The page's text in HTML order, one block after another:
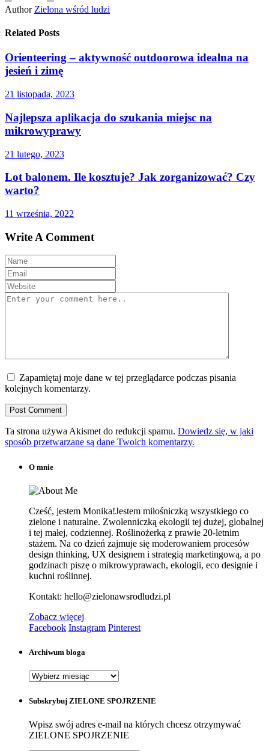
Author Zielona wśród ludzi
Related Posts
Orienteering – aktywność outdoorowa idealna na
jesień i zimę
21 listopada, 2023
Najlepsza aplikacja do szukania miejsc na
mikrowyprawy
21 lutego, 2023
Lot balonem. Ile kosztuje? Jak zorganizować? Czy
warto?
11 września, 2022
Write A Comment
Zapamiętaj moje dane w tej przeglądarce podczas pisania
kolejnych komentarzy.
Ta strona używa Akismet do redukcji spamu. Dowiedz się, w jaki
sposób przetwarzane są dane Twoich komentarzy.
O mnie
Cześć, jestem Monika!Jestem miłośniczką wszystkiego co
zielone i naturalne. Zwolenniczką ekologii tej dużej, globalnej
i tej małej, codziennej. Roślinożerką z prawie 20-letnim
stażem. Na co dzień zajmuje się moderowaniem procesów
design thinking, UX designem i strategią marketingową, a po
godzinach piszę o mikrowyprawach, ekologii, eco designie i
kuchni roślinnej.
Kontakt: hello@zielonawsrodludzi.pl
Zobacz więcej
Facebook Instagram Pinterest
Archiwum bloga
Archiwum
Subskrybuj ZIELONE SPOJRZENIE
Wpisz swój adres e-mail na których chcesz otrzymywać
ZIELONE SPOJRZENIE